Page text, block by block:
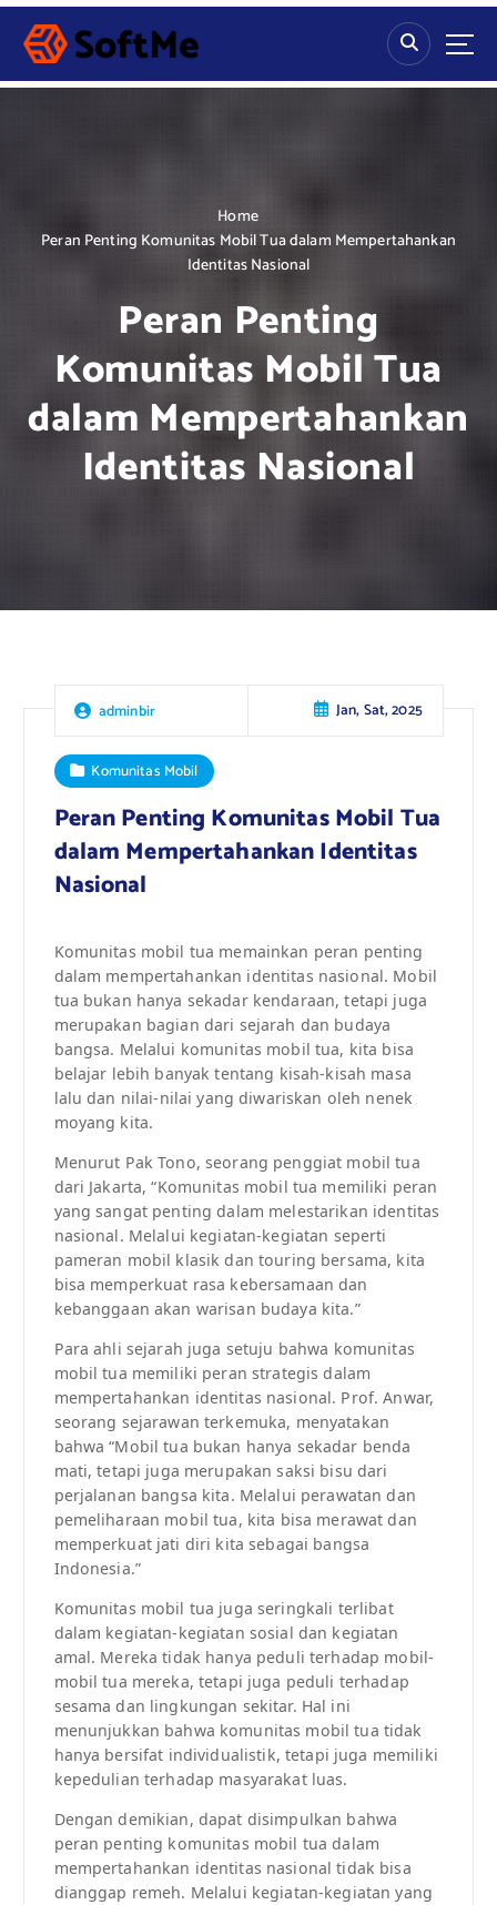
S
p
Home
Peran Penting Komunitas Mobil Tua dalam Mempertahankan
Identitas Nasional
Peran Penting
Komunitas Mobil Tua
dalam Mempertahankan
Identitas Nasional
adminbir Jan, Sat, 2025
Komunitas Mobil
Peran Penting Komunitas Mobil Tua
dalam Mempertahankan Identitas
Nasional
Komunitas mobil tua memainkan peran penting
dalam mempertahankan identitas nasional. Mobil
tua bukan hanya sekadar kendaraan, tetapi juga
merupakan bagian dari sejarah dan budaya
bangsa. Melalui komunitas mobil tua, kita bisa
belajar lebih banyak tentang kisah-kisah masa
lalu dan nilai-nilai yang diwariskan oleh nenek
moyang kita.
Menurut Pak Tono, seorang penggiat mobil tua
dari Jakarta, “Komunitas mobil tua memiliki peran
yang sangat penting dalam melestarikan identitas
nasional. Melalui kegiatan-kegiatan seperti
pameran mobil klasik dan touring bersama, kita
bisa memperkuat rasa kebersamaan dan
kebanggaan akan warisan budaya kita.”
Para ahli sejarah juga setuju bahwa komunitas
mobil tua memiliki peran strategis dalam
mempertahankan identitas nasional. Prof. Anwar,
seorang sejarawan terkemuka, menyatakan
bahwa “Mobil tua bukan hanya sekadar benda
mati, tetapi juga merupakan saksi bisu dari
perjalanan bangsa kita. Melalui perawatan dan
pemeliharaan mobil tua, kita bisa merawat dan
memperkuat jati diri kita sebagai bangsa
Indonesia.”
Komunitas mobil tua juga seringkali terlibat
dalam kegiatan-kegiatan sosial dan kegiatan
amal. Mereka tidak hanya peduli terhadap mobil-
mobil tua mereka, tetapi juga peduli terhadap
sesama dan lingkungan sekitar. Hal ini
menunjukkan bahwa komunitas mobil tua tidak
hanya bersifat individualistik, tetapi juga memiliki
kepedulian terhadap masyarakat luas.
Dengan demikian, dapat disimpulkan bahwa
peran penting komunitas mobil tua dalam
mempertahankan identitas nasional tidak bisa
dianggap remeh. Melalui kegiatan-kegiatan yang